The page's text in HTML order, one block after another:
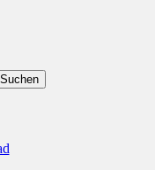
Suchen